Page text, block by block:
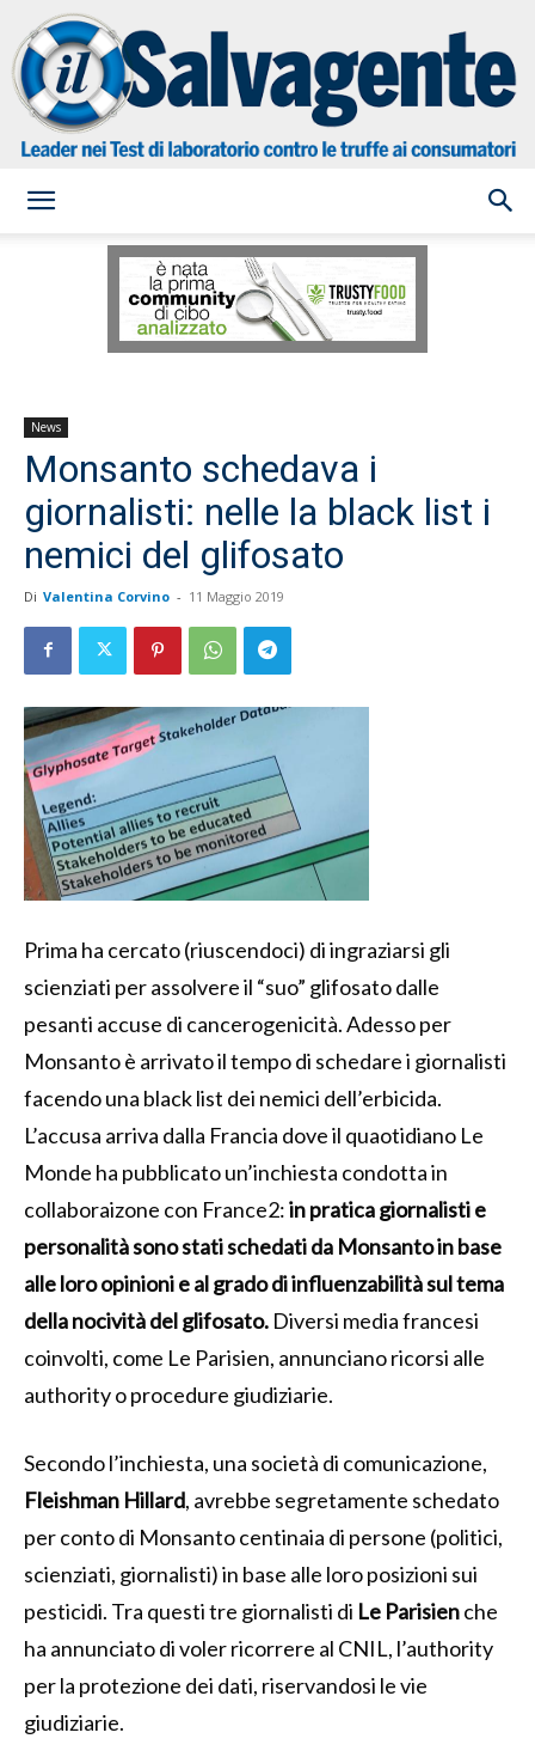
Salvagente
News
Monsanto schedava i
giornalisti: nelle la black list i
nemici del glifosato
Di Valentina Corvino - 11 Maggio 2019
Prima ha cercato (riuscendoci) di ingraziarsi gli
scienziati per assolvere il “suo” glifosato dalle
pesanti accuse di cancerogenicità. Adesso per
Monsanto è arrivato il tempo di schedare i giornalisti
facendo una black list dei nemici dell’erbicida.
L’accusa arriva dalla Francia dove il quaotidiano Le
Monde ha pubblicato un’inchiesta condotta in
collaboraizone con France2:in pratica giornalisti e
personalità sono stati schedati da Monsanto in base
alle loro opinioni e al grado di influenzabilità sul tema
della nocività del glifosato. Diversi media francesi
coinvolti, come Le Parisien, annunciano ricorsi alle
authority o procedure giudiziarie.
Secondo l’inchiesta, una società di comunicazione,
Fleishman Hillard, avrebbe segretamente schedato
per conto di Monsanto centinaia di persone (politici,
scienziati, giornalisti) in base alle loro posizioni sui
pesticidi. Tra questi tre giornalisti di Le Parisienche
ha annunciato di voler ricorrere al CNIL, l’authority
per la protezione dei dati, riservandosi le vie
giudiziarie.